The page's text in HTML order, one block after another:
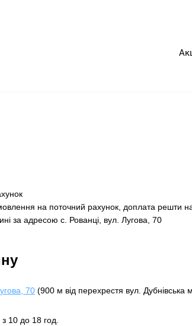
на поточний рахунок, доплата решти
за адресою с. Рованці, вул. Лугова, 70
70 (900 м від перехрестя вул. Дубнівська
з 10 до 18 год.